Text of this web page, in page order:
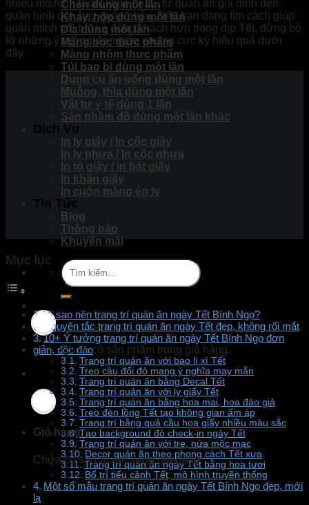
Chén dùng một lần
Khay, hộp dùng một lần
Dĩa dùng một lần
Màng bọc thực phẩm
Màng nhôm thực phẩm
Túi bao bì dùng một lần
Dụng cụ ăn uống dùng một lần
Muỗng, thìa dùng một lần
Vật tư y tế dùng 1 lần
Sản phầm đồ dùng một lần khác
In ly giấy / In cốc giấy
In ly nhựa / In cốc nhựa
In tô giấy / in bát giấy
In khăn giấy
In cuộn màng ép ly
Blog
Thông báo
Khuyến mãi
Tìm
kiếm:
Chưa có sản phẩm trong giỏ hàng.
Giỏ hàng
Chưa có sản phẩm trong giỏ hàng.
nhiều mô hình quán khác nhau, từ quán ăn gia đình đến
quán bình dân hay quán nhậu. Nếu bạn đang tìm cách giúp
quán mình nổi bật và đông khách hơn trong dịp Tết, đừng bỏ
lỡ những ý tưởng đơn giản nhưng cực kỳ hiệu quả dưới
đây.
Mục lục
Vì sao nên trang trí quán ăn ngày Tết Bính Ngọ?
Nguyên tắc trang trí quán ăn ngày Tết đẹp, không rối mắt
10+ Ý tưởng trang trí quán ăn ngày Tết Bính Ngọ đơn
giản, độc đáo
Trang trí quán ăn với bao lì xì Tết
Treo câu đối đỏ mang ý nghĩa may mắn
Trang trí quán ăn bằng Decal Tết
Trang trí quán ăn với ly giấy Tết
Trang trí quán ăn bằng hoa mai, hoa đào giả
Treo đèn lồng Tết tạo không gian ấm áp
Trang trí bằng quả cầu hoa giấy nhiều màu sắc
Tạo background đỏ check-in ngày Tết
Trang trí quán ăn với tre, nứa mộc mạc
Decor quán ăn theo phong cách Tết xưa
Trang trí quán ăn ngày Tết bằng hoa tươi
Bố trí tiểu cảnh Tết, mô hình truyền thống
Một số mẫu trang trí quán ăn ngày Tết Bính Ngọ đẹp, mới
lạ